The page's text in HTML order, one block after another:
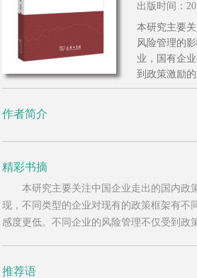
出版时间：
本研究主要
风险管理的
业，国有企
到政策激励
作者简介
精彩书摘
本研究主要关注中国企业走出的国内政
现，不同类型的企业对现有的政策框架有不
感度更低。不同企业的风险管理不仅受到政
推荐语